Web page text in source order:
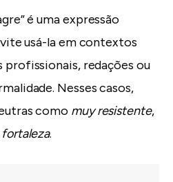
é uma expressão
usá-la em contextos
redações ou
Nesses casos,
como muy resistente,
.